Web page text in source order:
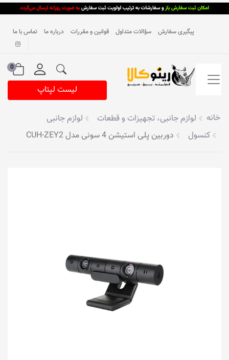
پیگیری سفارش سؤالات متداول قوانین و مقررات درباره ما تماس با ما
0
لیست لپتاپ
خانه لوازم جانبی، تجهیزات و قطعات
لوازم جانبی
کنسول
دوربین پلی استیشن 4 سونی مدل CUH-ZEY2